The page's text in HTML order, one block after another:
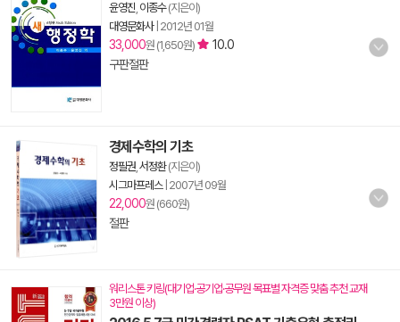
윤영진 이종수(지은이)
대영문화사| 2012년 01월
33,000원 (1,650원)
10.0
구판절판
경제수학의 기초
정필권 서정환(지은이)
시그마프레스| 2007년 09월
22,000원 (660원)
절판
워리스톤 키링(대기업·공기업·공무원 목표별 자격증 맞춤 추천 교재
3만원 이상)